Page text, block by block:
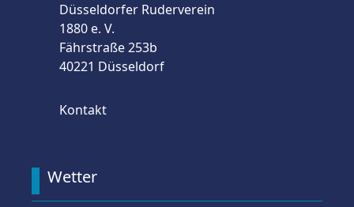
Düsseldorfer Ruderverein
1880 e. V.
Fährstraße 253b
40221 Düsseldorf
Kontakt
Wetter